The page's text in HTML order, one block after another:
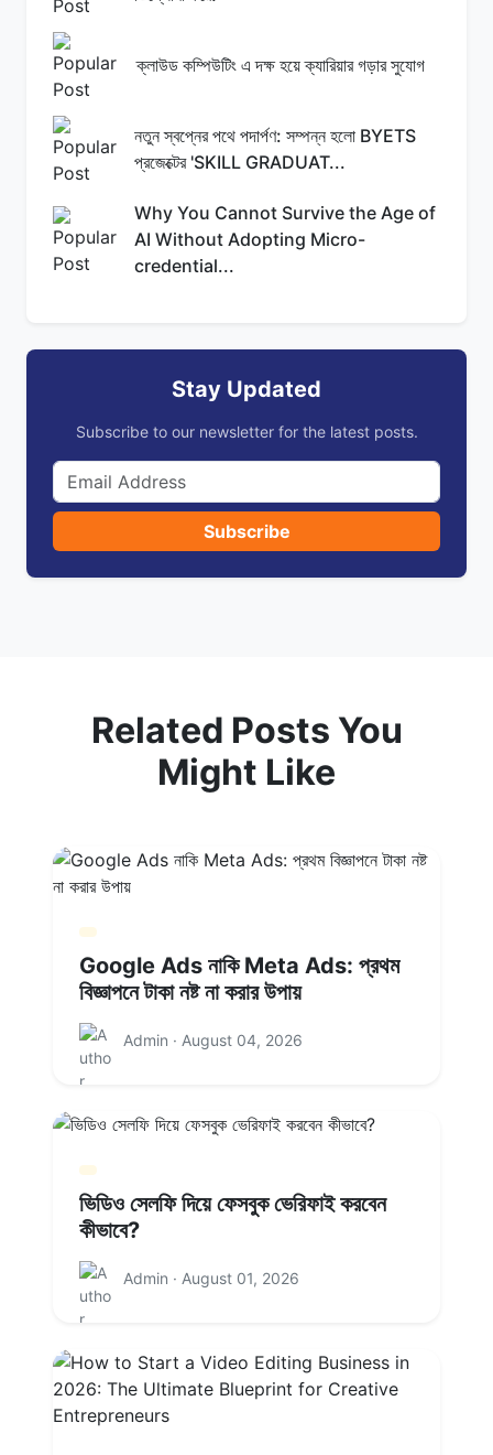
ক্লাউড কম্পিউটিং এ দক্ষ হয়ে ক্যারিয়ার গড়ার সুযোগ
নতুন স্বপ্নের পথে পদার্পণ: সম্পন্ন হলো BYETS
প্রজেক্টের 'SKILL GRADUAT...
Why You Cannot Survive the Age of
AI Without Adopting Micro-
credential...
Stay Updated
Subscribe to our newsletter for the latest posts.
Subscribe
Related Posts You
Might Like
Google Ads নাকি Meta Ads: প্রথম
বিজ্ঞাপনে টাকা নষ্ট না করার উপায়
Admin · August 04, 2026
ভিডিও সেলফি দিয়ে ফেসবুক ভেরিফাই করবেন
কীভাবে?
Admin · August 01, 2026